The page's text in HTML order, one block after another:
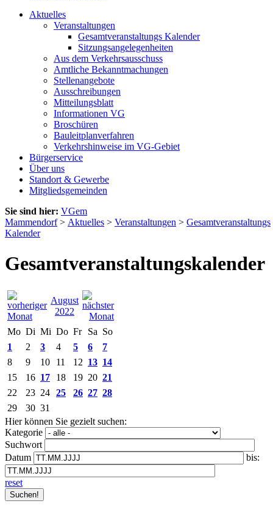
Aktuelles
Veranstaltungen
Gesamtveranstaltungs Kalender
Sitzungsangelegenheiten
Aus dem Verkehrsausschuss
Amtliche Bekanntmachungen
Stellenangebote
Ausschreibungen
Mitteilungsblatt
Informationen VG
Broschüren
Bauleitplanverfahren
Verkehrshinweise im VG-Gebiet
Bürgerservice
Über uns
Standort & Gewerbe
Mitgliedsgemeinden
Sie sind hier: VGem
Mammendorf> Aktuelles > Veranstaltungen > Gesamtveranstaltungs
Kalender
Gesamtveranstaltungskalender
August
2022
Mo Di Mi Do Fr Sa So
1
2 3 4 5 6
7
8
9 10 11 12 13 14
15
16 17 18 19 20 21
22
23 24 25 26 27 28
29
30 31
Hier können Sie gezielt suchen:
Kategorie
Suchwort
Datum
bis:
reset